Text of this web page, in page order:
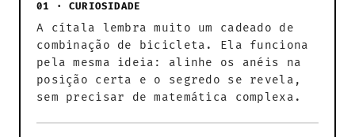
01 · CURIOSIDADE
A cítala lembra muito um cadeado de
combinação de bicicleta. Ela funciona
pela mesma ideia: alinhe os anéis na
posição certa e o segredo se revela,
sem precisar de matemática complexa.